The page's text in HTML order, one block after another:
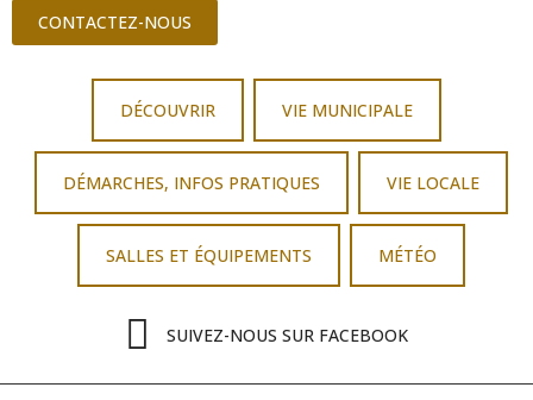
CONTACTEZ-NOUS
DÉCOUVRIR VIE MUNICIPALE
DÉMARCHES, INFOS PRATIQUES VIE LOCALE
SALLES ET ÉQUIPEMENTS MÉTÉO
SUIVEZ-NOUS SUR FACEBOOK